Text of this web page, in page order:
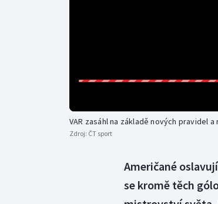
VAR zasáhl na základě nových pravidel
Zdroj: ČT sport
Američané
se kromě těch